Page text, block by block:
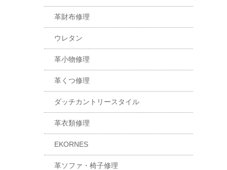
革財布修理
ウレタン
革小物修理
革くつ修理
ダッチカントリースタイル
革衣類修理
EKORNES
革ソファ・椅子修理